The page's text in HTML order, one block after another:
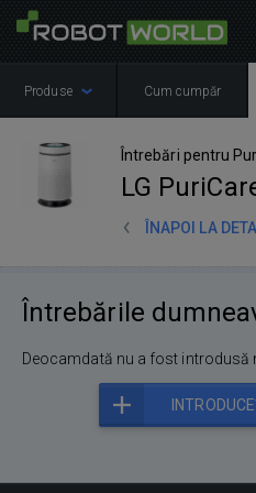
Produse Cum cumpăr
Întrebări pentru
LG
ÎNAPOI LA
Întrebările
Deocamdată nu a fost introdusă